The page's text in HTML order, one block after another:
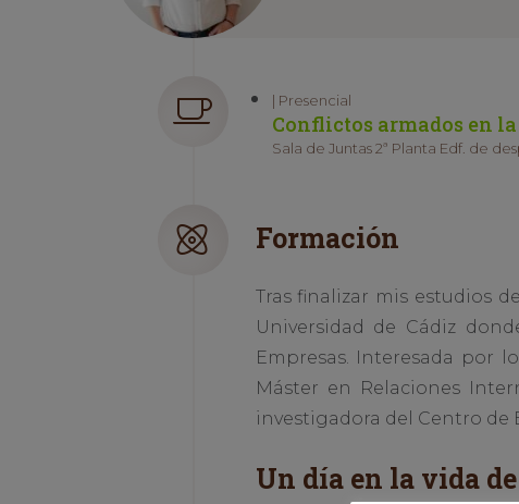
| Presencial
Conflictos armados en
Sala de Juntas 2ª Planta Edf. de
Formación
Tras finalizar mis estudios
Universidad de Cádiz
Empresas. Interesada por
Máster en Relaciones
investigadora del Centro de
Un día en la vida